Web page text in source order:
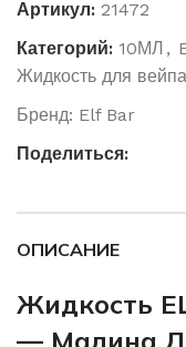
Артикул: 21472
Категорий: 10МЛ ,
Жидкость для вейпа
Бренд: Elf Bar
Поделиться:
ОПИСАНИЕ
Жидкость
— Малина